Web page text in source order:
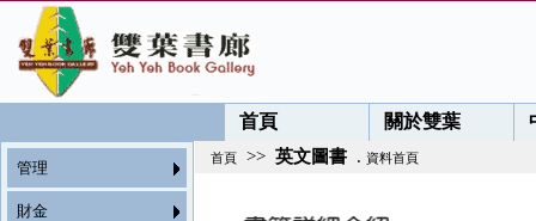
首頁 關於雙葉
管理
財金
首頁 >> 英文圖書 . 資料首頁